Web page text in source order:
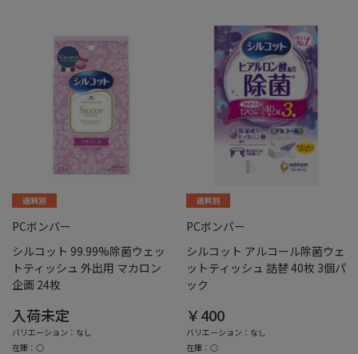
PCボンバー
シルコット 99.99%除菌ウェッ
トティッシュ 外出用 マカロン
企画 24枚
入荷未定
バリエーション：なし
在庫：○
PCボンバー
シルコット アルコール除菌ウェ
ットティッシュ 詰替 40枚 3個パ
ック
￥400
バリエーション：なし
在庫：○